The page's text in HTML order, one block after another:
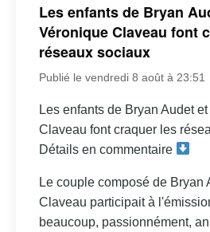
Les enfants de Bryan
Véronique Claveau font
réseaux sociaux
Publié le vendredi 8 août à 23:51
Les enfants de Bryan Audet
Claveau font craquer les
Détails en commentaire
Le couple composé de Bryan
Claveau participait à
beaucoup, passionnément,